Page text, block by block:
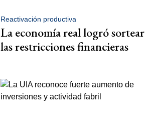
Reactivación productiva
La economía real logró sortear
las restricciones financieras